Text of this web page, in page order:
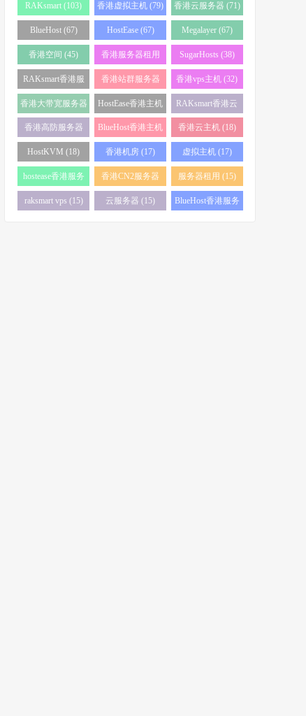
RAKsmart (103) 香港虚拟主机 (79) 香港云服务器 (71)
BlueHost (67) HostEase (67) Megalayer (67)
香港空间 (45)
香港服务器租用
(43)
SugarHosts (38)
RAKsmart香港服
务器 (38)
香港站群服务器
(34)
香港vps主机 (32)
香港大带宽服务器
(32)
HostEase香港主机
(28)
RAKsmart香港云
服务器 (23)
香港高防服务器
(22)
BlueHost香港主机
(21)
香港云主机 (18)
HostKVM (18) 香港机房 (17) 虚拟主机 (17)
hostease香港服务
器 (17)
香港CN2服务器
(17)
服务器租用 (15)
raksmart vps (15) 云服务器 (15)
BlueHost香港服务